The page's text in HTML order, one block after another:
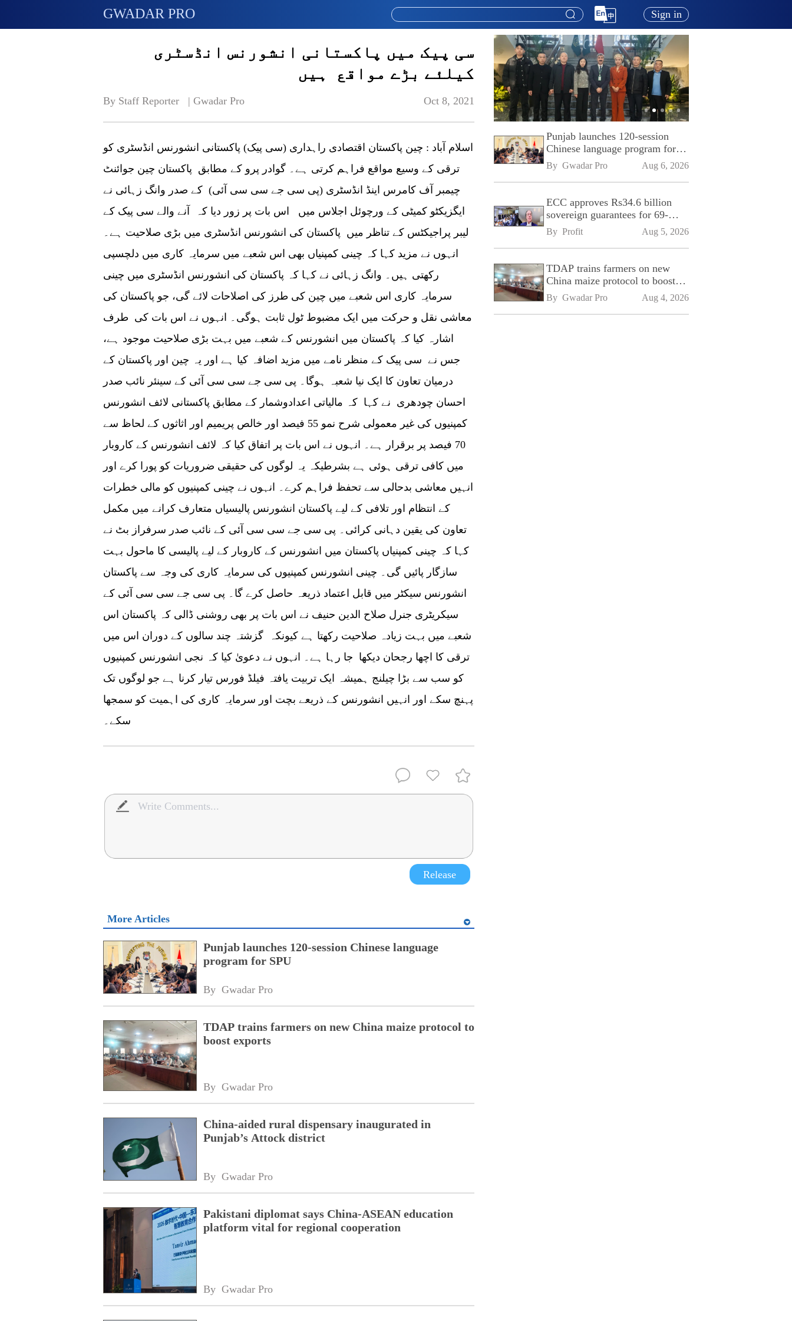
GWADAR PRO Sign in
سی پیک میں پاکستانی انشورنس انڈسٹری
کیلئے بڑے مواقع ہیں
By Staff Reporter   | Gwadar Pro Oct 8, 2021
اسلام آباد : چین پاکستان اقتصادی راہداری (سی پیک) پاکستانی انشورنس انڈسٹری کو
ترقی کے وسیع مواقع فراہم کرتی ہے۔ گوادر پرو کے مطابق پاکستان چین جوائنٹ
چیمبر آف کامرس اینڈ انڈسٹری (پی سی جے سی سی آئی) کے صدر وانگ زہائی نے
ایگزیکٹو کمیٹی کے ورچوئل اجلاس میں اس بات پر زور دیا کہ آنے والے سی پیک کے
لیبر پراجیکٹس کے تناظر میں پاکستان کی انشورنس انڈسٹری میں بڑی صلاحیت ہے۔
انہوں نے مزید کہا کہ چینی کمپنیاں بھی اس شعبے میں سرمایہ کاری میں دلچسپی
رکھتی ہیں۔ وانگ زہائی نے کہا کہ پاکستان کی انشورنس انڈسٹری میں چینی
سرمایہ کاری اس شعبے میں چین کی طرز کی اصلاحات لائے گی، جو پاکستان کی
معاشی نقل و حرکت میں ایک مضبوط ٹول ثابت ہوگی۔ انہوں نے اس بات کی طرف
اشارہ کیا کہ پاکستان میں انشورنس کے شعبے میں بہت بڑی صلاحیت موجود ہے،
جس نے سی پیک کے منظر نامے میں مزید اضافہ کیا ہے اور یہ چین اور پاکستان کے
درمیان تعاون کا ایک نیا شعبہ ہوگا۔ پی سی جے سی سی آئی کے سینئر نائب صدر
احسان چودھری نے کہا کہ مالیاتی اعدادوشمار کے مطابق پاکستانی لائف انشورنس
کمپنیوں کی غیر معمولی شرح نمو 55 فیصد اور خالص پریمیم اور اثاثوں کے لحاظ سے
70 فیصد پر برقرار ہے۔ انہوں نے اس بات پر اتفاق کیا کہ لائف انشورنس کے کاروبار
میں کافی ترقی ہوئی ہے بشرطیکہ یہ لوگوں کی حقیقی ضروریات کو پورا کرے اور
انہیں معاشی بدحالی سے تحفظ فراہم کرے۔ انہوں نے چینی کمپنیوں کو مالی خطرات
کے انتظام اور تلافی کے لیے پاکستان انشورنس پالیسیاں متعارف کرانے میں مکمل
تعاون کی یقین دہانی کرائی۔ پی سی جے سی سی آئی کے نائب صدر سرفراز بٹ نے
کہا کہ چینی کمپنیاں پاکستان میں انشورنس کے کاروبار کے لیے پالیسی کا ماحول بہت
سازگار پائیں گی۔ چینی انشورنس کمپنیوں کی سرمایہ کاری کی وجہ سے پاکستان
انشورنس سیکٹر میں قابل اعتماد ذریعہ حاصل کرے گا۔ پی سی جے سی سی آئی کے
سیکریٹری جنرل صلاح الدین حنیف نے اس بات پر بھی روشنی ڈالی کہ پاکستان اس
شعبے میں بہت زیادہ صلاحیت رکھتا ہے کیونکہ گزشتہ چند سالوں کے دوران اس میں
ترقی کا اچھا رجحان دیکھا جا رہا ہے۔ انہوں نے دعویٰ کیا کہ نجی انشورنس کمپنیوں
کو سب سے بڑا چیلنج ہمیشہ ایک تربیت یافتہ فیلڈ فورس تیار کرنا ہے جو لوگوں تک
پہنچ سکے اور انہیں انشورنس کے ذریعے بچت اور سرمایہ کاری کی اہمیت کو سمجھا
سکے۔
Release
More Articles
Punjab launches 120-session Chinese language
program for SPU
By Gwadar Pro
TDAP trains farmers on new China maize protocol to
boost exports
By Gwadar Pro
China-aided rural dispensary inaugurated in
Punjab’s Attock district
By Gwadar Pro
Pakistani diplomat says China-ASEAN education
platform vital for regional cooperation
By Gwadar Pro
Punjab launches 120-session
Chinese language program for
SPU
By Gwadar Pro Aug 6, 2026
ECC approves Rs34.6 billion
sovereign guarantees for 69-
kilometre Sialkot-Kharian
Motorway
By Profit Aug 5, 2026
TDAP trains farmers on new
China maize protocol to boost
exports
By Gwadar Pro Aug 4, 2026